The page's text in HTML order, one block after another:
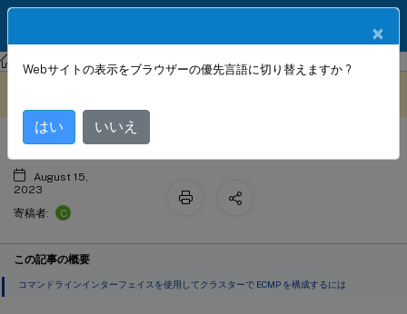
NetScaler NetScaler 13.1 クラスタリング
等コスト・マルチパス (ECMP) の使用
August 15,
2023
寄稿者:
C
この記事の概要
コマンドラインインターフェイスを使用してクラスターで ECMP を構成するには
×
Webサイトの表示をブラウザーの優先言語に切り替えますか ?
はい いいえ